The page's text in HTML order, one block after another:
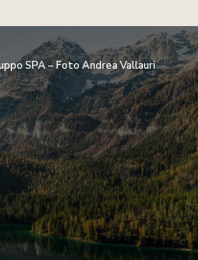
SPA – Foto Andrea Vallauri